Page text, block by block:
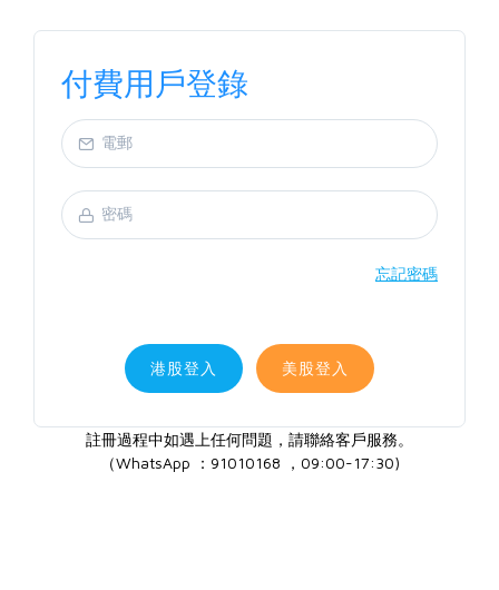
付費用戶登錄
忘記密碼
港股登入 美股登入
註冊過程中如遇上任何問題，請聯絡客戶服務。
（WhatsApp ：91010168 ，09:00-17:30)